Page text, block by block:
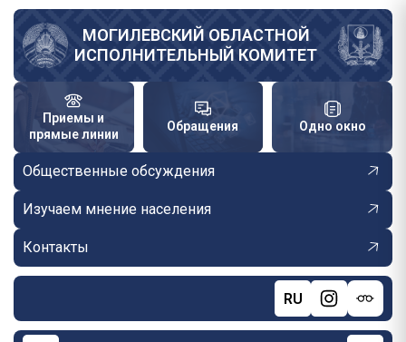
Перейти
основному
содержанию
МОГИЛЕВСКИЙ ОБЛАСТНОЙ
ИСПОЛНИТЕЛЬНЫЙ КОМИТЕТ
Приемы и
прямые линии
Обращения Одно окно
Общественные обсуждения
Изучаем мнение населения
Контакты
RU